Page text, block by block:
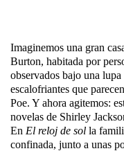
Imaginemos una gran
Burton, habitada por
observados bajo una
escalofriantes que
Poe. Y ahora agitemos:
novelas de Shirley
En El reloj de sol la
confinada, junto a unas